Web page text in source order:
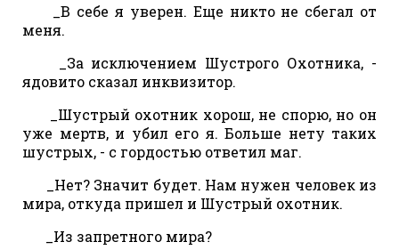
_В себе я уверен. Еще никто не сбегал от
меня.
_За исключением Шустрого Охотника, -
ядовито сказал инквизитор.
_Шустрый охотник хорош, не спорю, но он
уже мертв, и убил его я. Больше нету таких
шустрых, - с гордостью ответил маг.
_Нет? Значит будет. Нам нужен человек из
мира, откуда пришел и Шустрый охотник.
_Из запретного мира?